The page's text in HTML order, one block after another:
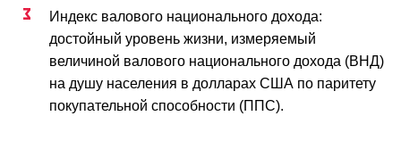
Индекс валового национального дохода:
достойный уровень жизни, измеряемый
величиной валового национального дохода (ВНД)
на душу населения в долларах США по паритету
покупательной способности (ППС).